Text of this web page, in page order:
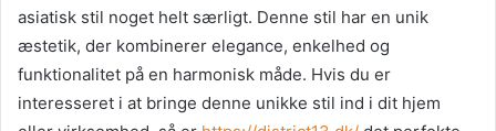
asiatisk stil noget helt særligt. Denne stil har en unik
æstetik, der kombinerer elegance, enkelhed og
funktionalitet på en harmonisk måde. Hvis du er
interesseret i at bringe denne unikke stil ind i dit hjem